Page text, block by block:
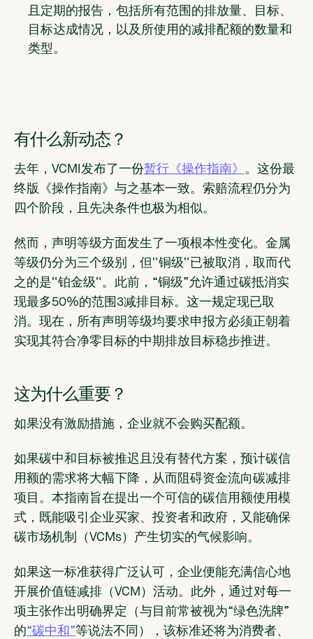
且定期的报告，包括所有范围的排放量、目标、
目标达成情况，以及所使用的减排配额的数量和
类型。
有什么新动态？
去年，VCMI发布了一份暂行《操作指南》 。这份最
终版《操作指南》与之基本一致。索赔流程仍分为
四个阶段，且先决条件也极为相似。
然而，声明等级方面发生了一项根本性变化。金属
等级仍分为三个级别，但“铜级”已被取消，取而代
之的是“铂金级”。此前，“铜级”允许通过碳抵消实
现最多50%的范围3减排目标。这一规定现已取
消。现在，所有声明等级均要求申报方必须正朝着
实现其符合净零目标的中期排放目标稳步推进。
这为什么重要？
如果没有激励措施，企业就不会购买配额。
如果碳中和目标被推迟且没有替代方案，预计碳信
用额的需求将大幅下降，从而阻碍资金流向碳减排
项目。本指南旨在提出一个可信的碳信用额使用模
式，既能吸引企业买家、投资者和政府，又能确保
碳市场机制（VCMs）产生切实的气候影响。
如果这一标准获得广泛认可，企业便能充满信心地
开展价值链减排（VCM）活动。此外，通过对每一
项主张作出明确界定（与目前常被视为“绿色洗牌”
的“碳中和”等说法不同），该标准还将为消费者、